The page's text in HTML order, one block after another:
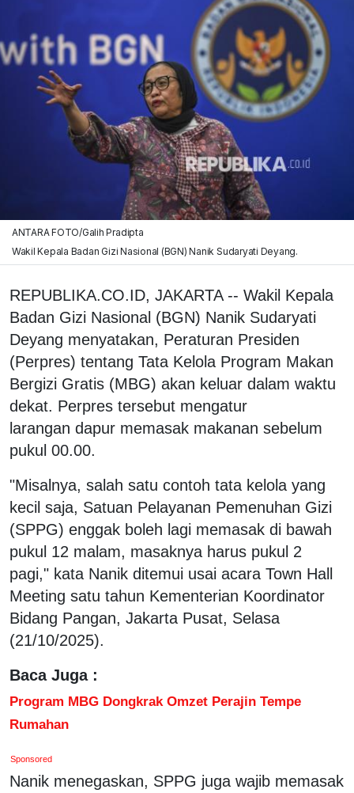
ANTARA FOTO/Galih Pradipta
Wakil Kepala Badan Gizi Nasional (BGN) Nanik Sudaryati Deyang.
REPUBLIKA.CO.ID, JAKARTA -- Wakil Kepala
Badan Gizi Nasional (BGN) Nanik Sudaryati
Deyang menyatakan, Peraturan Presiden
(Perpres) tentang Tata Kelola Program Makan
Bergizi Gratis (MBG) akan keluar dalam waktu
dekat. Perpres tersebut mengatur
larangan dapur memasak makanan sebelum
pukul 00.00.
"Misalnya, salah satu contoh tata kelola yang
kecil saja, Satuan Pelayanan Pemenuhan Gizi
(SPPG) enggak boleh lagi memasak di bawah
pukul 12 malam, masaknya harus pukul 2
pagi," kata Nanik ditemui usai acara Town Hall
Meeting satu tahun Kementerian Koordinator
Bidang Pangan, Jakarta Pusat, Selasa
(21/10/2025).
Baca Juga :
Program MBG Dongkrak Omzet Perajin Tempe
Rumahan
Sponsored
Nanik menegaskan, SPPG juga wajib memasak